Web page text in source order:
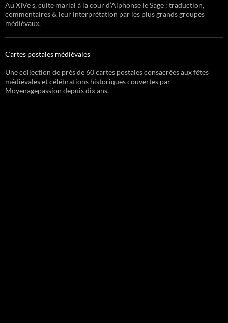
Au XIVe s, culte marial à la cour d’Alphonse le Sage : traduction,
commentaires & leur interprétation par les plus grands groupes
médiévaux.
Cartes postales médiévales
Une collection de près de 60 cartes postales consacrées aux fêtes
médiévales et célébrations historiques couvertes par
Moyenagepassion depuis dix ans.